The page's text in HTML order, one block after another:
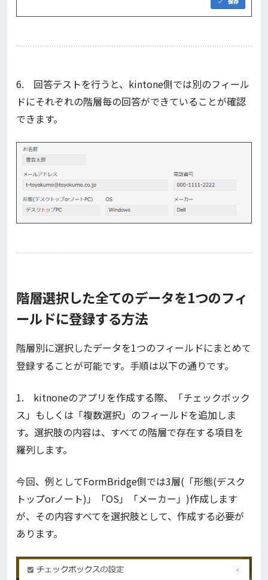
6. 回答テストを行うと、kintone側では別のフィール
ドにそれぞれの階層毎の回答ができていることが確認
できます。
階層選択した全てのデータを1つのフィ
ールドに登録する方法
階層別に選択したデータを1つのフィールドにまとめて
登録することが可能です。手順は以下の通りです。
1. kitnoneのアプリを作成する際、「チェックボック
ス」もしくは「複数選択」のフィールドを追加しま
す。選択肢の内容は、すべての階層で存在する項目を
羅列します。
今回、例としてFormBridge側では3層(「形態(デスク
トップorノート)」「OS」「メーカー」)作成します
が、その内容すべてを選択肢として、作成する必要が
あります。